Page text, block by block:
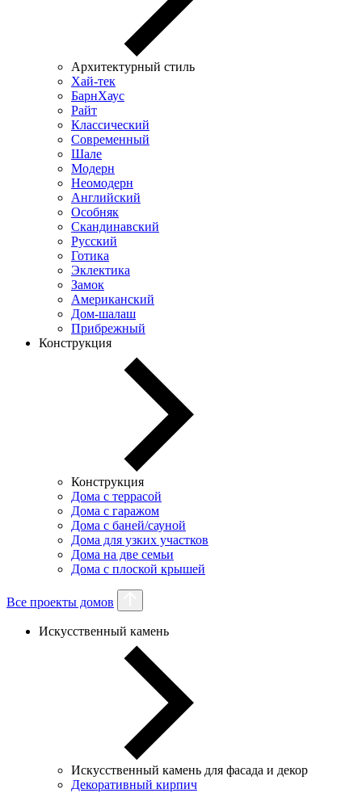
Архитектурный стиль
Хай-тек
БарнХаус
Райт
Классический
Современный
Шале
Модерн
Неомодерн
Английский
Особняк
Скандинавский
Русский
Готика
Эклектика
Замок
Американский
Дом-шалаш
Прибрежный
Конструкция
Конструкция
Дома с террасой
Дома с гаражом
Дома с баней/сауной
Дома для узких участков
Дома на две семьи
Дома с плоской крышей
Все проекты домов
Искусственный камень
Искусственный камень для фасада и декор
Декоративный кирпич